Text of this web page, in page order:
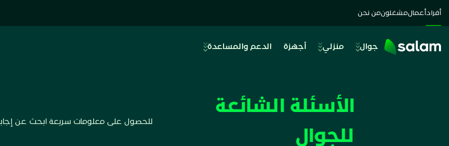
أفراد أعمالمشغلونمن نحن
جوال منزلي أجهزة الدعم والمساعدة
الأسئلة الشائعة
للجوال
للحصول على معلومات سريعة ابحث عن